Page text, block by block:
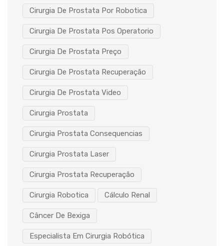
Cirurgia De Prostata Por Robotica
Cirurgia De Prostata Pos Operatorio
Cirurgia De Prostata Preço
Cirurgia De Prostata Recuperação
Cirurgia De Prostata Video
Cirurgia Prostata
Cirurgia Prostata Consequencias
Cirurgia Prostata Laser
Cirurgia Prostata Recuperação
Cirurgia Robotica Cálculo Renal
Câncer De Bexiga
Especialista Em Cirurgia Robótica